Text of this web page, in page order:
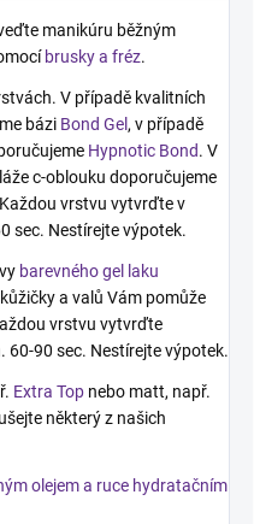
manikúru běžným
brusky a fréz.
V případě kvalitních
bázi Bond Gel, v případě
Hypnotic Bond. V
c-oblouku doporučujeme
vrstvu vytvrďte v
sec. Nestírejte výpotek.
barevného gel laku
a valů Vám pomůže
vrstvu vytvrďte
60-90 sec. Nestírejte výpotek.
Extra Top nebo matt, např.
některý z našich
olejem a ruce hydratačním